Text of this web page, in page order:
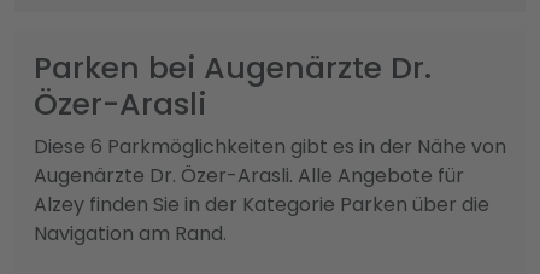
Parken bei Augenärzte Dr.
Özer-Arasli
Diese 6 Parkmöglichkeiten gibt es in der Nähe von
Augenärzte Dr. Özer-Arasli. Alle Angebote für
Alzey finden Sie in der Kategorie Parken über die
Navigation am Rand.